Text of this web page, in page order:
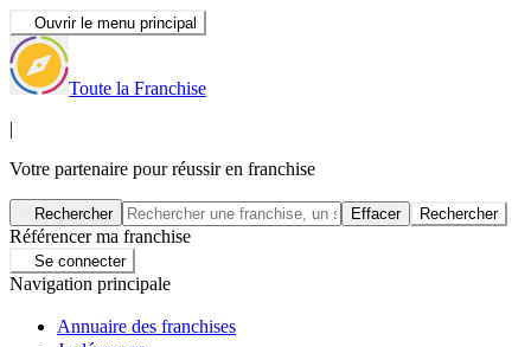
Ouvrir le menu principal
Toute la Franchise
|
Votre partenaire pour réussir en franchise
Rechercher Effacer Rechercher
Référencer ma franchise
Se connecter
Navigation principale
Annuaire des franchises